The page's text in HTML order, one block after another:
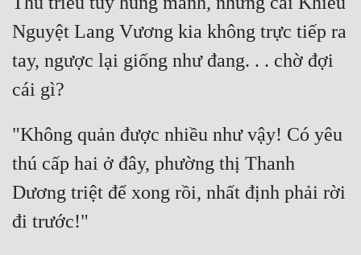
Nguyệt Lang Vương kia không trực tiếp ra
tay, ngược lại giống như đang. . . chờ đợi
"Không quản được nhiều như vậy! Có yêu
thú cấp hai ở đây, phường thị Thanh
Dương triệt để xong rồi, nhất định phải rời